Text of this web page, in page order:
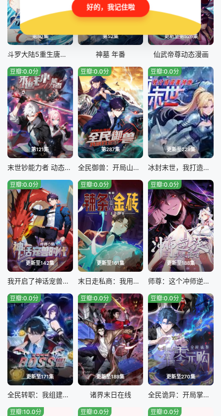
第80集
斗罗大陆5重生唐三 动态漫画
第52集
神墓 年番
更新至第526集
仙武帝尊动态漫画
第121集
豆瓣:0.0分
末世钞能力者 动态漫画
第287集
豆瓣:0.0分
全民御兽：开局山海经，我横扫全球
更新至229集
豆瓣:0.0分
冰封末世，我打造完美领地
更新至142集
豆瓣:0.0分
我开启了神话宠兽时代
更新至161集
豆瓣:0.0分
末日走私商：我用辣条换金砖
更新至188集
豆瓣:0.0分
师尊：这个冲师逆徒才不是圣子
更新至171集
豆瓣:0.0分
全民转职：我组建了BOSS军团
更新至189集
豆瓣:0.0分
诸界末日在线
更新至270集
豆瓣:0.0分
全民诡异：开局掌握零元购
豆瓣:10.0分 豆瓣:0.0分 豆瓣:0.0分
好的，我记住啦